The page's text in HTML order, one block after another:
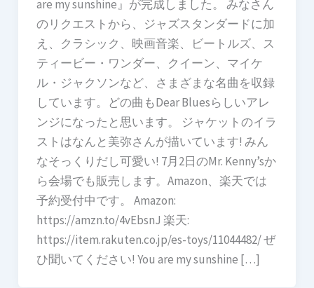
are my sunshine』が完成しました。 みなさん
のリクエストから、ジャズスタンダードに加
え、クラシック、映画音楽、ビートルズ、ス
ティービー・ワンダー、クイーン、マイケ
ル・ジャクソンなど、さまざまな名曲を収録
しています。どの曲もDear Bluesらしいアレ
ンジになったと思います。 ジャケットのイラ
ストはなんと美弥さんが描いています! みん
なそっくりだし可愛い! 7月2日のMr. Kenny’sか
ら会場でも販売します。Amazon、楽天では
予約受付中です。 Amazon:
https://amzn.to/4vEbsnJ 楽天:
https://item.rakuten.co.jp/es-toys/11044482/ ぜ
ひ聞いてください! You are my sunshine […]